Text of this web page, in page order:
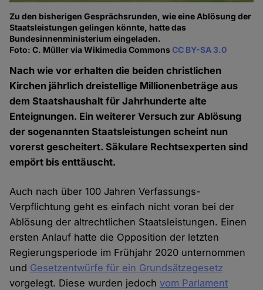
Zu den bisherigen Gesprächsrunden, wie eine Ablösung der
Staatsleistungen gelingen könnte, hatte das
Bundesinnenministerium eingeladen.
Foto: C. Müller via Wikimedia CommonsCC BY-SA 3.0
Nach wie vor erhalten die beiden christlichen
Kirchen jährlich dreistellige Millionenbeträge aus
dem Staatshaushalt für Jahrhunderte alte
Enteignungen. Ein weiterer Versuch zur Ablösung
der sogenannten Staatsleistungen scheint nun
vorerst gescheitert. Säkulare Rechtsexperten sind
empört bis enttäuscht.
Auch nach über 100 Jahren Verfassungs-
Verpflichtung geht es einfach nicht voran bei der
Ablösung der altrechtlichen Staatsleistungen. Einen
ersten Anlauf hatte die Opposition der letzten
Regierungsperiode im Frühjahr 2020 unternommen
und Gesetzentwürfe für ein Grundsätzegesetz
vorgelegt. Diese wurden jedochvom Parlament